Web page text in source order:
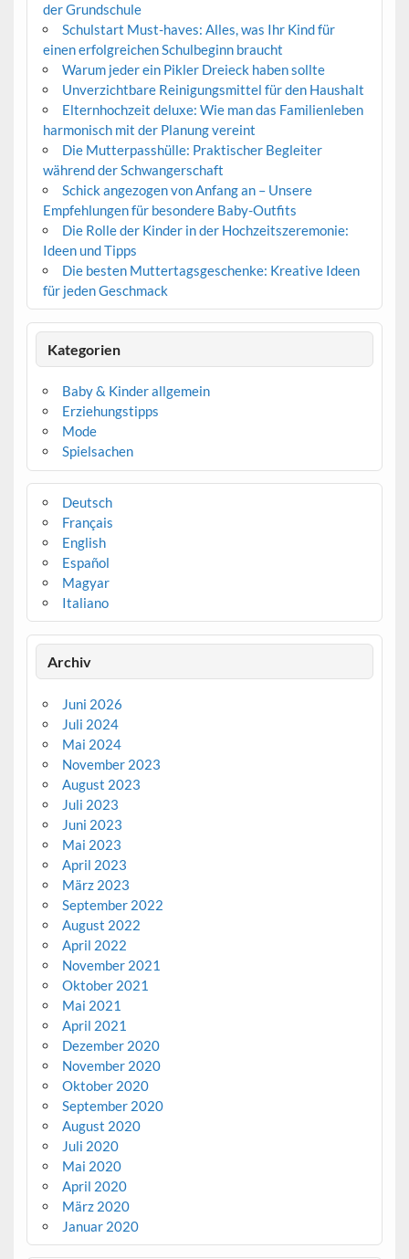
der Grundschule
Schulstart Must-haves: Alles, was Ihr Kind für
einen erfolgreichen Schulbeginn braucht
Warum jeder ein Pikler Dreieck haben sollte
Unverzichtbare Reinigungsmittel für den Haushalt
Elternhochzeit deluxe: Wie man das Familienleben
harmonisch mit der Planung vereint
Die Mutterpasshülle: Praktischer Begleiter
während der Schwangerschaft
Schick angezogen von Anfang an – Unsere
Empfehlungen für besondere Baby-Outfits
Die Rolle der Kinder in der Hochzeitszeremonie:
Ideen und Tipps
Die besten Muttertagsgeschenke: Kreative Ideen
für jeden Geschmack
Kategorien
Baby & Kinder allgemein
Erziehungstipps
Mode
Spielsachen
Deutsch
Français
English
Español
Magyar
Italiano
Archiv
Juni 2026
Juli 2024
Mai 2024
November 2023
August 2023
Juli 2023
Juni 2023
Mai 2023
April 2023
März 2023
September 2022
August 2022
April 2022
November 2021
Oktober 2021
Mai 2021
April 2021
Dezember 2020
November 2020
Oktober 2020
September 2020
August 2020
Juli 2020
Mai 2020
April 2020
März 2020
Januar 2020